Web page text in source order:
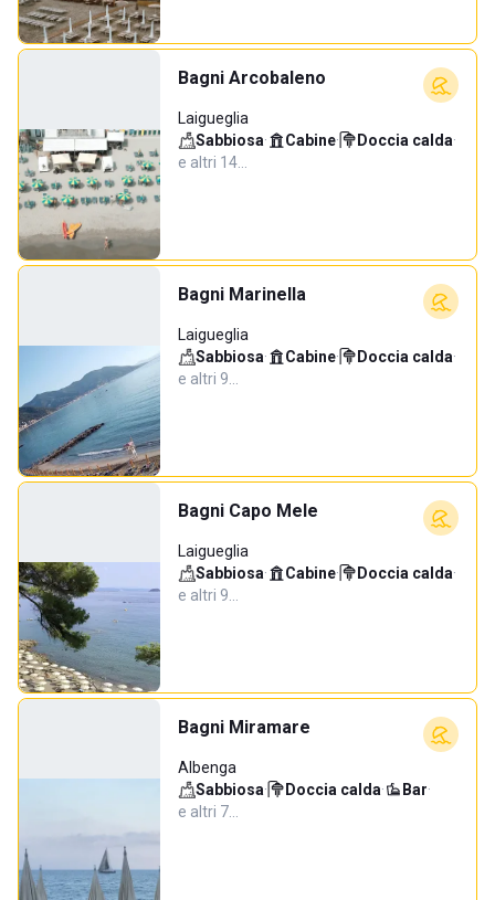
Bagni Arcobaleno
Laigueglia
Sabbiosa· Cabine· Doccia calda·
e altri 14…
Bagni Marinella
Laigueglia
Sabbiosa· Cabine· Doccia calda·
e altri 9…
Bagni Capo Mele
Laigueglia
Sabbiosa· Cabine· Doccia calda·
e altri 9…
Bagni Miramare
Albenga
Sabbiosa· Doccia calda· Bar·
e altri 7…